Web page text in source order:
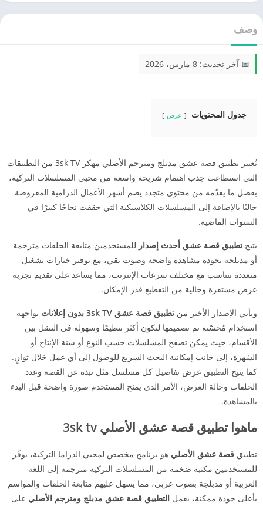
وصف
📅 آخر تحديث: 8 مارس، 2026
جدول المحتويات عرض
يُعتبر تطبيق قصة عشق مدبلج ومترجم الأصلي مهكر 3sk TV من التطبيقات
التي استطاعت جذب اهتمام شريحة واسعة من محبي المسلسلات التركية،
بفضل ما يقدّمه من محتوى متجدد يضم أشهر الأعمال الدرامية المعروضة
حاليًا بالإضافة إلى المسلسلات الكلاسيكية التي حققت نجاحًا كبيرًا في
السنوات الماضية.
يتيح تطبيق قصة عشق أحدث إصدار للمستخدمين متابعة الحلقات مترجمة
أو مدبلجة بجودة مشاهدة واضحة وصوت نقي، مع توفير خيارات تشغيل
متعددة تتناسب مع مختلف سرعات الإنترنت، مما يساعد على تقديم تجربة
عرض مستقرة وخالية من التقطيع قدر الإمكان.
ويأتي الإصدار الأخير من تطبيق قصة عشق 3sk TV بدون إعلانات
بواجهة
استخدام مُحسّنة تم تصميمها لتكون أكثر تنظيمًا وسهولة في التنقل بين
الأقسام، حيث يمكن تصفح المسلسلات حسب النوع أو سنة الإنتاج أو
الشهرة، إلى جانب إمكانية البحث السريع للوصول إلى أي عمل خلال ثوانٍ.
كما يتيح التطبيق عرض تفاصيل كل مسلسل مثل نبذة عن القصة وعدد
الحلقات وحالة العرض، الأمر الذي يمنح المستخدم صورة واضحة قبل البدء
بالمشاهدة.
ماهوا تطبيق قصة عشق الأصلي 3sk tv
تطبيق قصة عشق الأصلي هو برنامج مخصص لمحبي الدراما التركية، يوفّر
للمستخدمين مكتبة ضخمة من المسلسلات التركية مترجمة إلى اللغة
العربية أو مدبلجة بصوت عربي، مما يسهل عليهم متابعة الحلقات والمواسم
بأعلى جودة ممكنة، يعمل التطبيق قصة عشق مدبلج ومترجم الأصلي على